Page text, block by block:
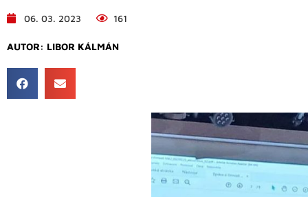
06. 03. 2023 161
AUTOR: LIBOR KÁLMÁN